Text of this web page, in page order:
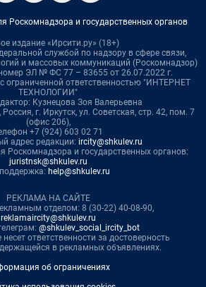
Роскомнадзора и государственных органов
издание «Ирсити.ру» (18+)
службой по надзору в сфере связи,
и массовых коммуникаций (Роскомнадзор)
ЭЛ № ФС 77 – 83655 от 26.07.2022 г.
ограниченной ответственностью "ИНТЕРНЕТ
ТЕХНОЛОГИИ"
Кузнецова Зоя Валерьевна
г. Иркутск, ул. Советская, стр. 42, пом. 7
(офис 206),
+7 (924) 603 02 71
адрес редакции: ircity@shkulev.ru
Роскомнадзора и государственных органов:
juristnsk@shkulev.ru
help@shkulev.ru
РЕКЛАМА НА САЙТЕ
отделом: 8 (30-22) 40-08-90,
reklamaircity@shkulev.ru
@shkulev_social_ircity_bot
ответственности за достоверность
в рекламных объявлениях.
об ограничениях